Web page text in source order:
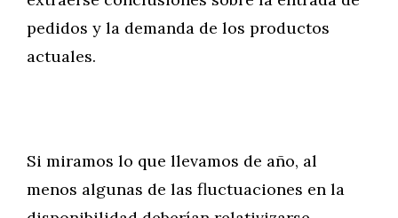
pedidos y la demanda de los productos
actuales.
Si miramos lo que llevamos de año, al
menos algunas de las fluctuaciones en la